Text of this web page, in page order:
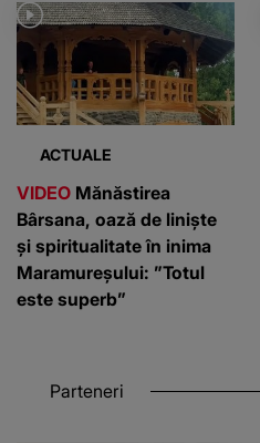
ACTUALE
VIDEO Mănăstirea
Bârsana, oază de liniște
și spiritualitate în inima
Maramureșului: ”Totul
este superb”
Parteneri